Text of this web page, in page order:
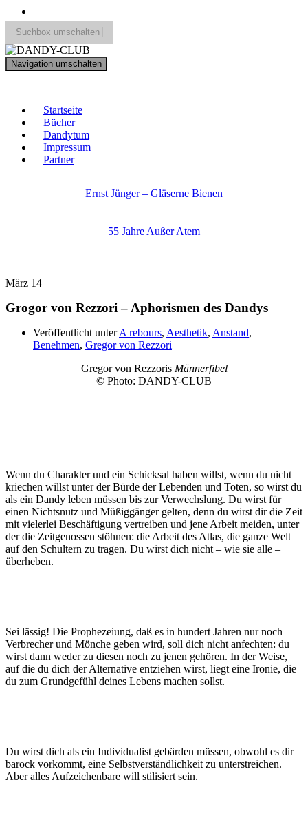
Suchbox umschalten
Search
for:
Navigation umschalten
Startseite
Bücher
Dandytum
Impressum
Partner
Ernst Jünger – Gläserne Bienen
55 Jahre Außer Atem
März 14
Grogor von Rezzori – Aphorismen des Dandys
Veröffentlicht unterA rebours, Aesthetik, Anstand,
Benehmen, Gregor von Rezzori
Gregor von Rezzoris Männerfibel
© Photo: DANDY-CLUB
Wenn du Charakter und ein Schicksal haben willst, wenn du nicht
kriechen willst unter der Bürde der Lebenden und Toten, so wirst du
als ein Dandy leben müssen bis zur Verwechslung. Du wirst für
einen Nichtsnutz und Müßiggänger gelten, denn du wirst dir die Zeit
mit vielerlei Beschäftigung vertreiben und jene Arbeit meiden, unter
der die Zeitgenossen stöhnen: die Arbeit des Atlas, die ganze Welt
auf den Schultern zu tragen. Du wirst dich nicht – wie sie alle –
überheben.
Sei lässig! Die Prophezeiung, daß es in hundert Jahren nur noch
Verbrecher und Mönche geben wird, soll dich nicht anfechten: du
wirst dann weder zu diesen noch zu jenen gehören. In der Weise,
auf die du dich der Alternative entziehen wirst, liegt eine Ironie, die
du zum Grundgefühl deines Lebens machen sollst.
Du wirst dich als ein Individualist gebärden müssen, obwohl es dir
barock vorkommt, eine Selbstverständlichkeit zu unterstreichen.
Aber alles Aufzeichenbare will stilisiert sein.